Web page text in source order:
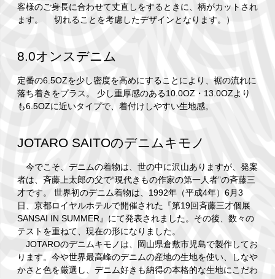
客様のご身長に合わせて丈直しをするときに、柄がカットされ
ます。 切れることを考慮したデザインとなります。）
8.0オンスデニム
定番の6.5OZを少し密度を高めにすることにより、裾の流れに
落ち着きをプラス。 少し重厚感のある10.0OZ・13.0OZより
も6.5OZに近いタイプで、着付けしやすい生地感。
JOTARO SAITOのデニムキモノ
今でこそ、デニムの着物は、世の中に沢山ありますが、発案
者は、斉藤上太郎の父で“現代きもの作家の第一人者”の斉藤三
才です。 世界初のデニム着物は、1992年（平成4年）6月3
日、京都ロイヤルホテルで開催された『第19回斉藤三才個展
SANSAI IN SUMMER』にて発表されました。その後、数々の
テストを重ねて、現在の形になりました。
JOTAROのデニムキモノは、岡山県倉敷市児島で製作してお
ります。今や世界最高峰のデニムの産地の生地を使い、しなや
かさと色を厳選し、デニム好きも納得の本格的な生地にこだわ